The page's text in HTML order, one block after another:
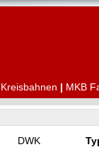
| MKB
DWK